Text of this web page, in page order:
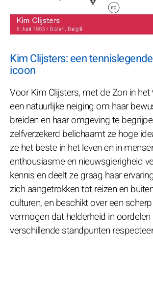
Kim Clijsters: een
icoon
Voor Kim Clijsters, met de Zon in het
een natuurlijke neiging om haar
breiden en haar omgeving te
zelfverzekerd belichaamt ze hoge
ze het beste in het leven en in
enthousiasme en nieuwsgierigheid
kennis en deelt ze graag haar
zich aangetrokken tot reizen en
culturen, en beschikt over een
vermogen dat helderheid in
verschillende standpunten